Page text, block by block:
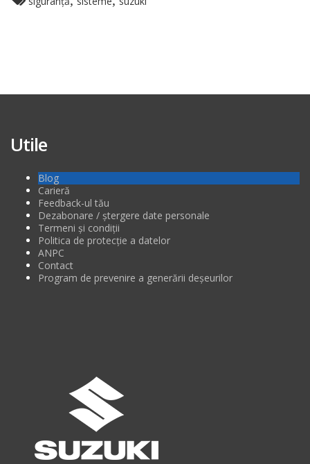
Utile
Blog
Carieră
Feedback-ul tău
Dezabonare / ștergere date personale
Termeni și condiții
Politica de protecție a datelor
ANPC
Contact
Program de prevenire a generării deșeurilor